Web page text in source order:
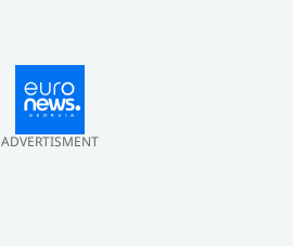
ADVERTISMENT